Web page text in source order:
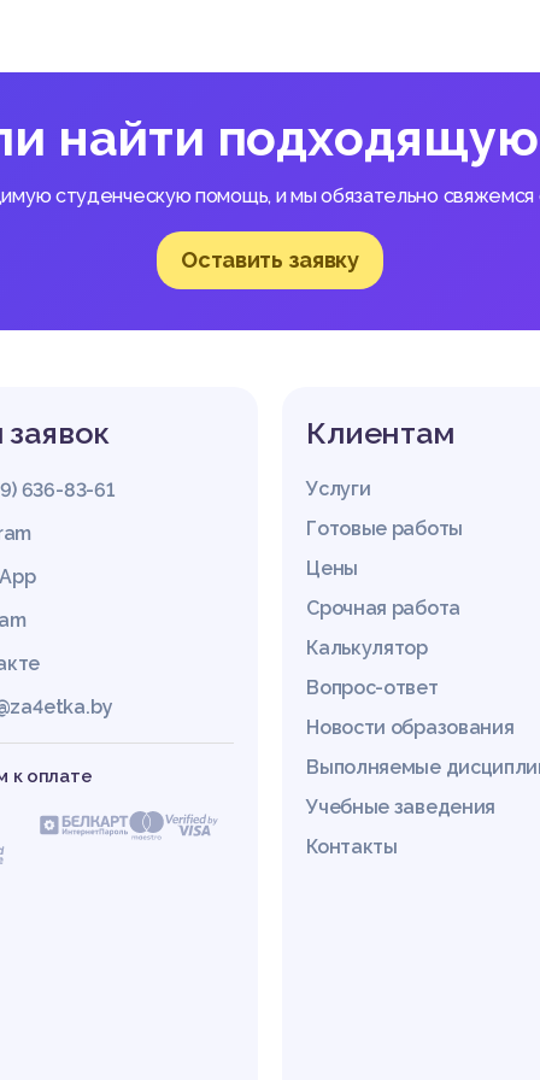
найти
студенческую помощь, и мы обязательно свяжемся
Оставить заявку
636-83-61
к оплате
Клиентам
Услуги
Готовые работы
Цены
Срочная работа
Калькулятор
Вопрос-ответ
Новости образования
Выполняемые
Учебные заведения
Контакты